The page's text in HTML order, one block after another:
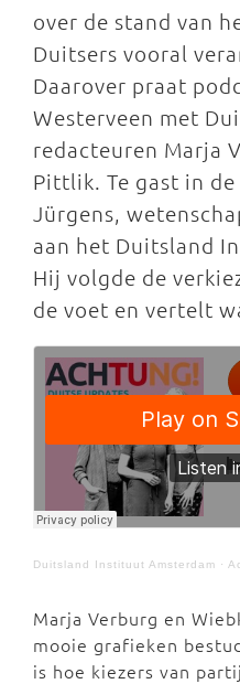
over de stand van
Duitsers vooral
Daarover praat
Westerveen met
redacteuren Marja
Pittlik. Te gast in
Jürgens,
aan het Duitsland
Hij volgde de
de voet en vertelt
Duitsland Instituut Amsterdam ·
Marja Verburg en
mooie grafieken
is hoe kiezers van